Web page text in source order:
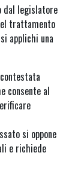
dal legislatore
trattamento
applichi una
consente al
si oppone
e richiede